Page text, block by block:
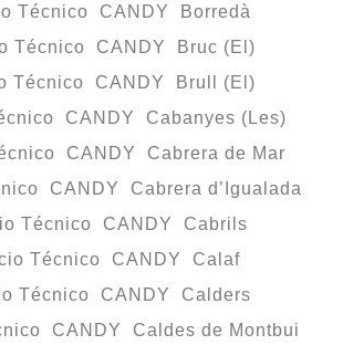
Técnico CANDY Borredà
Técnico CANDY Bruc (El)
Técnico CANDY Brull (El)
CANDY Cabanyes (Les)
CANDY Cabrera de Mar
CANDY Cabrera d’Igualada
Técnico CANDY Cabrils
Técnico CANDY Calaf
Técnico CANDY Calders
CANDY Caldes de Montbui